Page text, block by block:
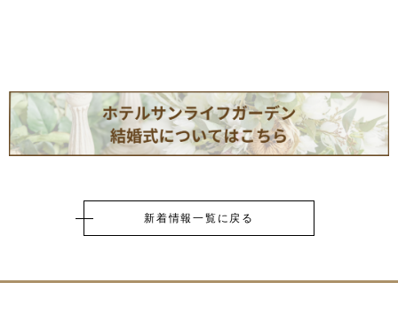
新着情報一覧に戻る